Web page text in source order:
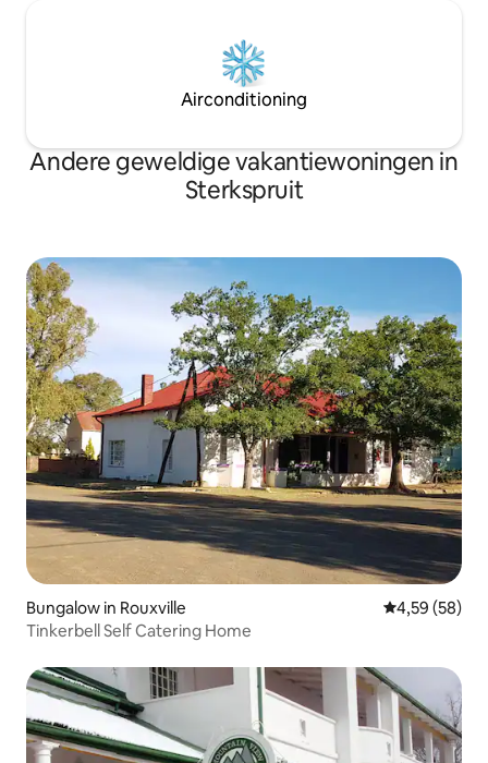
Airconditioning
Andere geweldige vakantiewoningen in
Sterkspruit
Bungalow in Rouxville Gemiddelde
4,59 (58)
Tinkerbell Self Catering Home